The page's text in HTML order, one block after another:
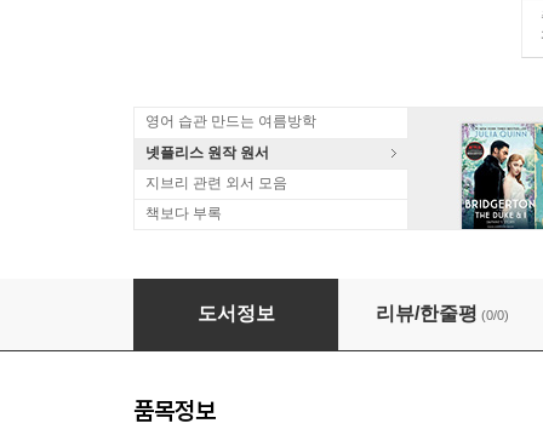
영어 습관 만드는 여름방학
넷플리스 원작 원서
지브리 관련 외서 모음
책보다 부록
Francesco Di Vannozzo E La Lirica Nelle
도서정보 리뷰/한줄평 (0/0)
품목정보